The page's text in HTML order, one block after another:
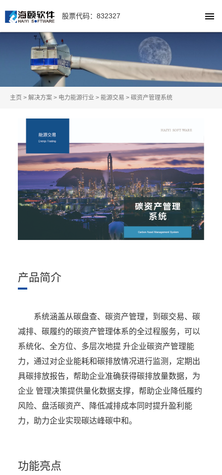
股票代码：832327
主页 > 解决方案 > 电力能源行业 > 能源交易 > 碳资产管理系统
产品简介
系统涵盖从碳盘查、碳资产管理，到碳交易、碳
减排、碳履约的碳资产管理体系的全过程服务，可以
系统化、全方位、多层次地提 升企业碳资产管理能
力，通过对企业能耗和碳排放情况进行监测，定期出
具碳排放报告，帮助企业准确获得碳排放量数据，为
企业 管理决策提供量化数据支撑，帮助企业降低履约
风险、盘活碳资产、降低减排成本同时提升盈利能
力，助力企业实现碳达峰碳中和。
功能亮点